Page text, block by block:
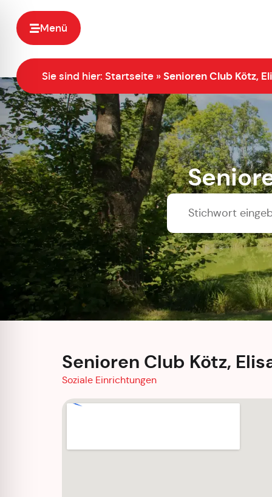
Menü
Sie sind hier: Startseite »Senioren Club Kötz,
Senioren Club Kötz,
Soziale Einrichtungen